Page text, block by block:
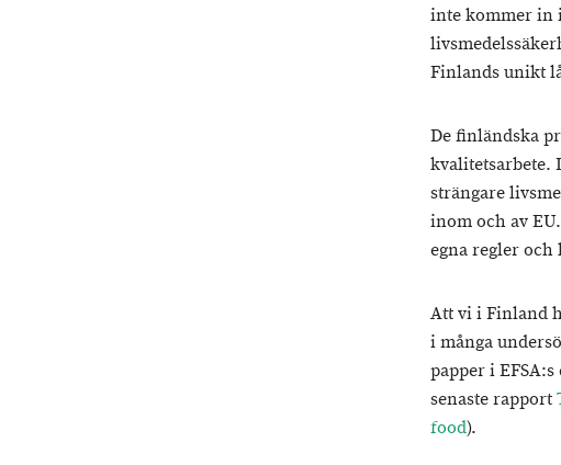
inte kommer in
Finlands unikt
De finländska
kvalitetsarbete.
strängare
inom och av
egna regler och
Att vi i Finland
i många
papper i
senaste rapport
food).